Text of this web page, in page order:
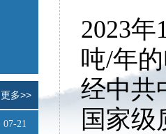
更多>>
07-21
2023
吨/年
经中共
国家